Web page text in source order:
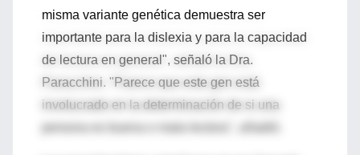
misma variante genética demuestra ser
importante para la dislexia y para la capacidad
de lectura en general", señaló la Dra.
Paracchini. "Parece que este gen está
involucrado en la determinación de si una